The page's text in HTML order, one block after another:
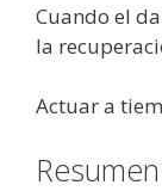
Cuando el
la
Actuar a